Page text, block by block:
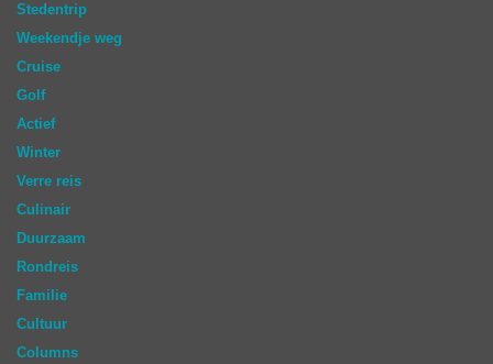
Stedentrip
Weekendje weg
Cruise
Golf
Actief
Winter
Verre reis
Culinair
Duurzaam
Rondreis
Familie
Cultuur
Columns